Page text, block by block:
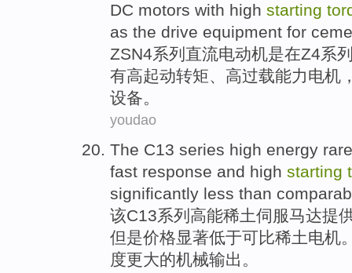
DC motors with high starting
as the drive equipment for
ZSN4系列 直流电动机是在Z4系
有高起动转矩、高过载能力电机
设备。
youdao
The C13 series high energy rare
fast response and high starting
significantly less than
该C13系列 高能稀土伺服马达提
但是价格显著低于可比稀土电机
度更大的机械输出。